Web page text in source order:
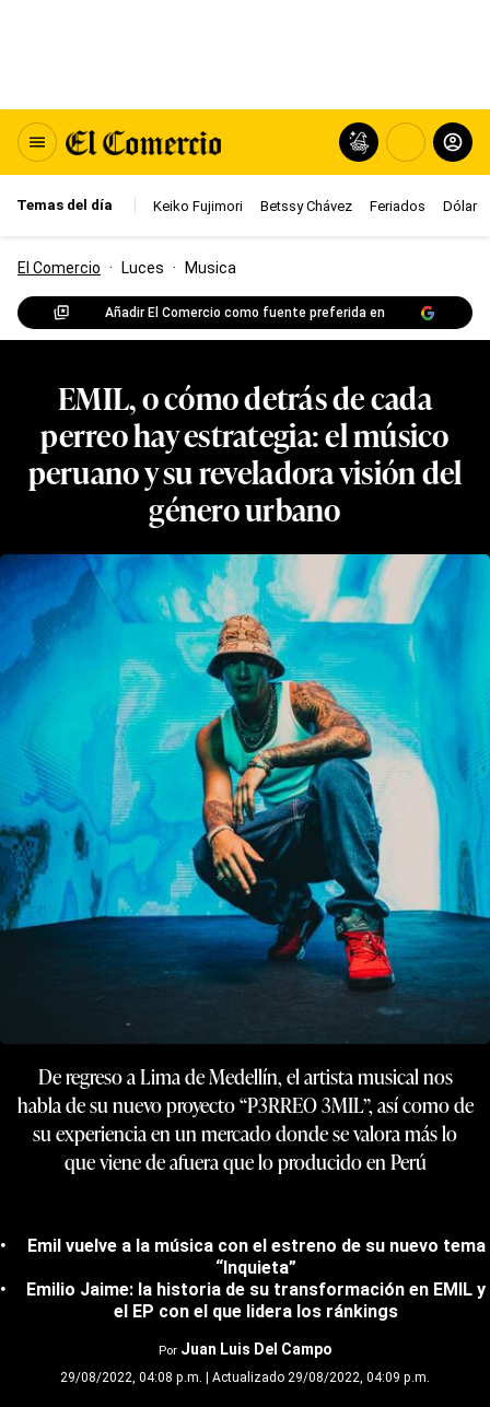
Temas del día Keiko Fujimori Betssy Chávez Feriados Dólar
El Comercio · Luces · Musica
Añadir El Comercio como fuente preferida en
EMIL, o cómo detrás de cada
perreo hay estrategia: el músico
peruano y su reveladora visión del
género urbano
De regreso a Lima de Medellín, el artista musical nos
habla de su nuevo proyecto “P3RREO 3MIL”, así como de
su experiencia en un mercado donde se valora más lo
que viene de afuera que lo producido en Perú
Emil vuelve a la música con el estreno de su nuevo tema
“Inquieta”
Emilio Jaime: la historia de su transformación en EMIL y
el EP con el que lidera los ránkings
Por Juan Luis Del Campo
29/08/2022, 04:08 p.m. | Actualizado 29/08/2022, 04:09 p.m.